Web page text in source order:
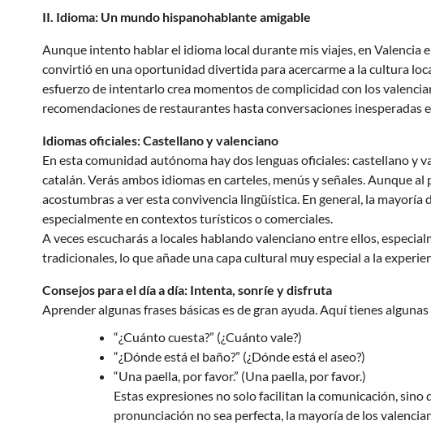
II. Idioma: Un mundo hispanohablante amigable
Aunque intento hablar el idioma local durante mis viajes, en Valencia
convirtió en una oportunidad divertida para acercarme a la cultura
esfuerzo de intentarlo crea momentos de complicidad con los
recomendaciones de restaurantes hasta conversaciones inesperadas
Idiomas oficiales: Castellano y valenciano
En esta comunidad autónoma hay dos lenguas oficiales: castellano y
catalán. Verás ambos idiomas en carteles, menús y señales. Aunque
acostumbras a ver esta convivencia lingüística. En general, la mayoría
especialmente en contextos turísticos o comerciales.
A veces escucharás a locales hablando valenciano entre ellos,
tradicionales, lo que añade una capa cultural muy especial a la
Consejos para el día a día: Intenta, sonríe y disfruta
Aprender algunas frases básicas es de gran ayuda. Aquí tienes
“¿Cuánto cuesta?” (¿Cuánto vale?)
“¿Dónde está el baño?” (¿Dónde está el aseo?)
“Una paella, por favor.” (Una paella, por favor.)
Estas expresiones no solo facilitan la comunicación,
pronunciación no sea perfecta, la mayoría de los